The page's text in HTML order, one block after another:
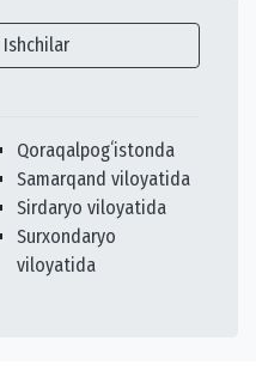
Ishchilar
Qoraqalpogʻistonda
Samarqand viloyatida
Sirdaryo viloyatida
Surxondaryo
viloyatida